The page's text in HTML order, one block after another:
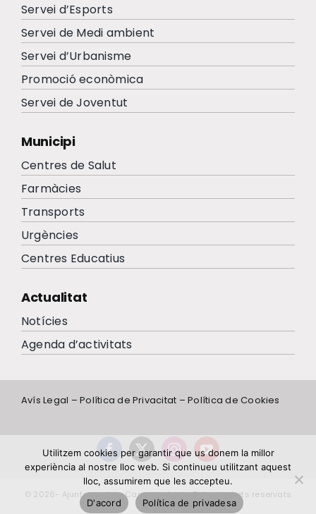
Servei d’Esports
Servei de Medi ambient
Servei d’Urbanisme
Promoció econòmica
Servei de Joventut
Municipi
Centres de Salut
Farmàcies
Transports
Urgències
Centres Educatius
Actualitat
Notícies
Agenda d’activitats
Avís Legal –Política de Privacitat –Política de Cookies
© 2026- Ajuntament de Campdevànol - Tots els drets reservats
Utilitzem cookies per garantir que us donem la millor
experiència al nostre lloc web. Si continueu utilitzant aquest
lloc, assumirem que les accepteu.
D'acord
Política de privadesa